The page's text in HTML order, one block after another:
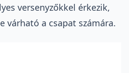
versenyzőkkel érkezik,
várható a csapat számára.